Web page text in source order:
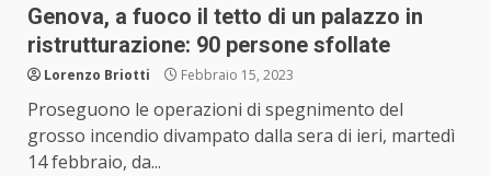
Genova, a fuoco il tetto di un palazzo in
ristrutturazione: 90 persone sfollate
Lorenzo Briotti Febbraio 15, 2023
Proseguono le operazioni di spegnimento del
grosso incendio divampato dalla sera di ieri, martedì
14 febbraio, da...